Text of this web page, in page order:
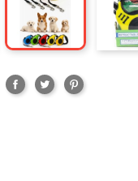
Partager
TweetPinterest